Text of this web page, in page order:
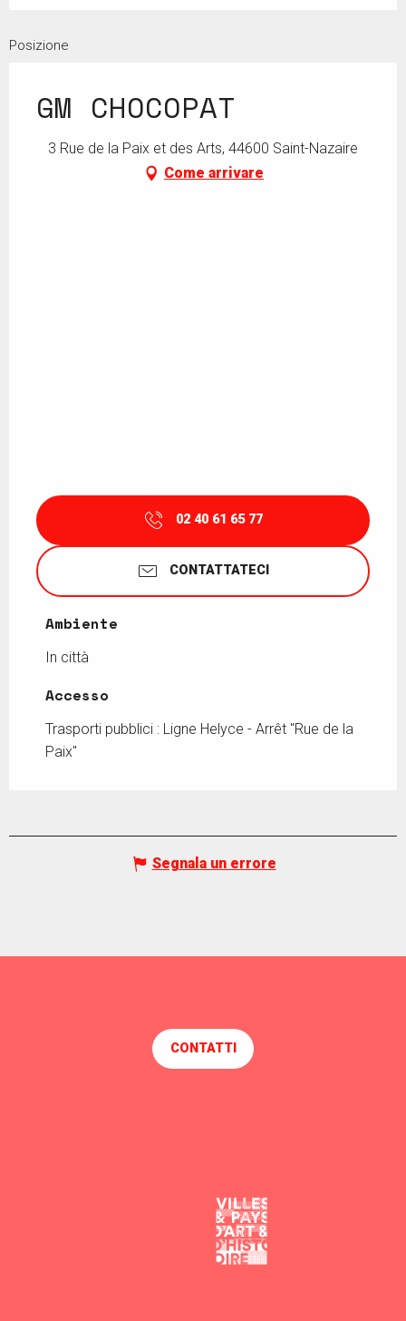
Posizione
GM CHOCOPAT
3 Rue de la Paix et des Arts, 44600 Saint-Nazaire
Come arrivare
02 40 61 65 77
CONTATTATECI
Ambiente
Ambiente
In città
Accesso
Accesso
Trasporti pubblici : Ligne Helyce - Arrêt "Rue de la
Paix"
Segnala un errore
CONTATTI